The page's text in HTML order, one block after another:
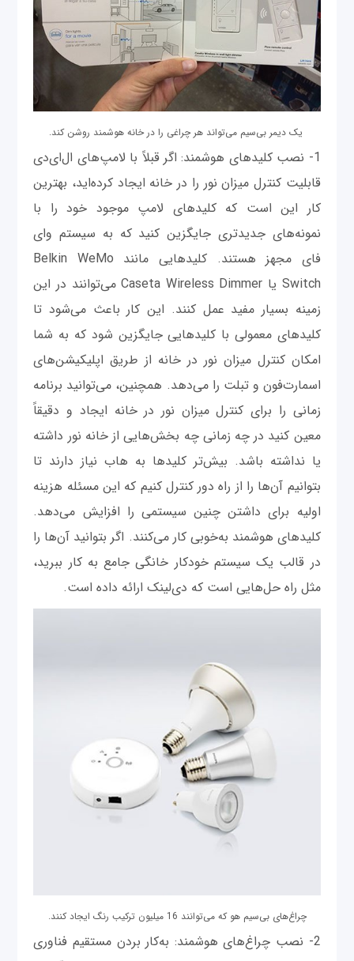
یک دیمر بی‌سیم می‌تواند هر چراغی را در خانه هوشمند روشن کند.
1- نصب کلیدهای هوشمند: اگر قبلاً با لامپ‌های ال‌ای‌دی
قابلیت کنترل میزان نور را در خانه ایجاد کرده‌اید، بهترین
کار این است که کلیدهای لامپ موجود خود را با
نمونه‌های جدیدتری جایگزین کنید که به سیستم وای‌
فای مجهز هستند. کلیدهایی مانند Belkin WeMo
Switch یا Caseta Wireless Dimmer می‌توانند در این
زمینه بسیار مفید عمل کنند. این کار باعث می‌شود تا
کلیدهای معمولی با کلیدهایی جایگزین شود که به شما
امکان کنترل میزان نور در خانه از طریق اپلیکیشن‌های
اسمارت‌فون و تبلت را می‌دهد. همچنین، می‌توانید برنامه
زمانی را برای کنترل میزان نور در خانه‌ ایجاد و دقیقاً
معین کنید در چه زمانی چه بخش‌هایی از خانه نور داشته
یا نداشته باشد. بیش‌تر کلیدها به هاب نیاز دارند تا
بتوانیم آن‌ها را از راه دور کنترل کنیم که این مسئله هزینه
اولیه برای داشتن چنین سیستمی را افزایش می‌دهد.
کلیدهای هوشمند به‌خوبی کار می‌کنند. اگر بتوانید آن‌ها را
در قالب یک سیستم خودکار خانگی جامع به کار ببرید،
مثل راه‌ حل‌هایی است که دی‌لینک ارائه داده است.
چراغ‌های بی‌سیم هو که می‌توانند 16 میلیون ترکیب رنگ ایجاد کنند.
2- نصب چراغ‌های هوشمند: به‌کار بردن مستقیم فناوری